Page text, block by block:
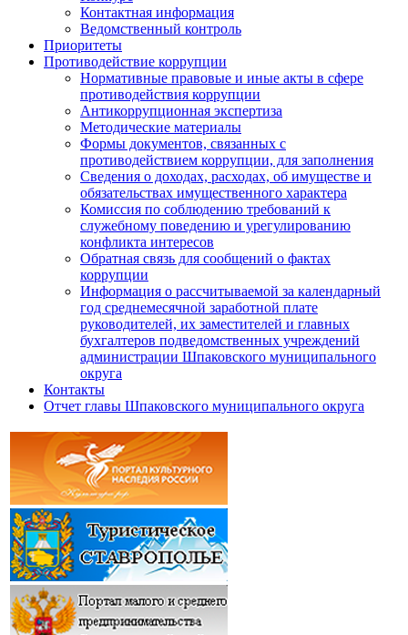
Контактная информация
Ведомственный контроль
Приоритеты
Противодействие коррупции
Нормативные правовые и иные акты в сфере
противодействия коррупции
Антикоррупционная экспертиза
Методические материалы
Формы документов, связанных с
противодействием коррупции, для заполнения
Сведения о доходах, расходах, об имуществе и
обязательствах имущественного характера
Комиссия по соблюдению требований к
служебному поведению и урегулированию
конфликта интересов
Обратная связь для сообщений о фактах
коррупции
Информация о рассчитываемой за календарный
год среднемесячной заработной плате
руководителей, их заместителей и главных
бухгалтеров подведомственных учреждений
администрации Шпаковского муниципального
округа
Контакты
Отчет главы Шпаковского муниципального округа